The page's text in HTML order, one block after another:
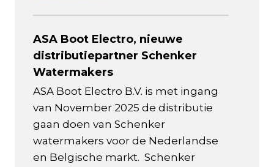
ASA Boot Electro, nieuwe
distributiepartner Schenker
Watermakers
ASA Boot Electro B.V. is met ingang
van November 2025 de distributie
gaan doen van Schenker
watermakers voor de Nederlandse
en Belgische markt. Schenker